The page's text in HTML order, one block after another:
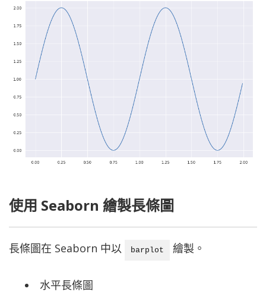
使用 Seaborn 繪製長條圖
長條圖在 Seaborn 中以 barplot 繪製。
水平長條圖